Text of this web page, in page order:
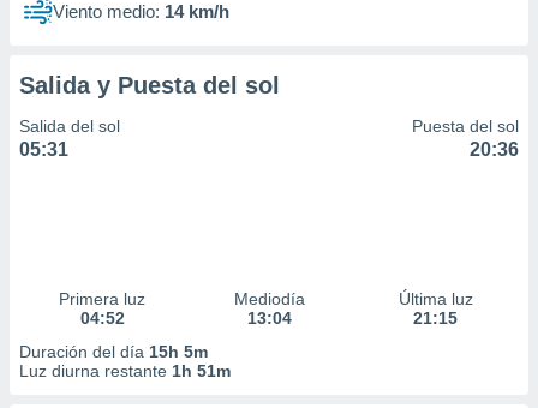
Viento medio: 14 km/h
Salida y Puesta del sol
Salida del sol
05:31
Puesta del sol
20:36
Primera luz
04:52
Mediodía
13:04
Última luz
21:15
Duración del día 15h 5m
Luz diurna restante 1h 51m